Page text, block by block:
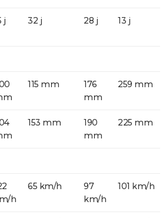
j 32 j 28 j 13 j
115 mm
176
mm
259 mm
153 mm
190
mm
225 mm
h
65 km/h
97
km/h
101 km/h